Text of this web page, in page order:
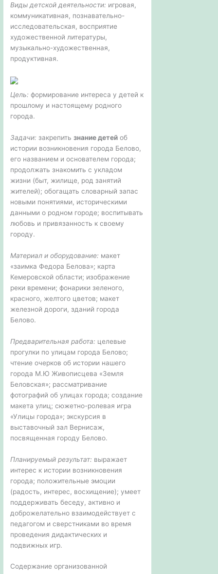
Виды детской деятельности: игровая,
коммуникативная, познавательно-
исследовательская, восприятие
художественной литературы,
музыкально-художественная,
продуктивная.
Цель:формирование интереса у детей к
прошлому и настоящему родного
города.
Задачи:закрепитьзнание детей об
истории возникновения города Белово,
его названием и основателем города;
продолжать знакомить с укладом
жизни (быт, жилище, род занятий
жителей); обогащать словарный запас
новыми понятиями, историческими
данными о родном городе; воспитывать
любовь и привязанность к своему
городу.
Материал и оборудование: макет
«заимка Федора Белова»; карта
Кемеровской области; изображение
реки времени; фонарики зеленого,
красного, желтого цветов; макет
железной дороги, зданий города
Белово.
Предварительная работа: целевые
прогулки по улицам города Белово;
чтение очерков об истории нашего
города М.Ю Живописцева «Земля
Беловская»; рассматривание
фотографий об улицах города; создание
макета улиц; сюжетно-ролевая игра
«Улицы города»; экскурсия в
выставочный зал Вернисаж,
посвященная городу Белово.
Планируемый результат: выражает
интерес к истории возникновения
города; положительные эмоции
(радость, интерес, восхищение); умеет
поддерживать беседу, активно и
доброжелательно взаимодействует с
педагогом и сверстниками во время
проведения дидактических и
подвижных игр.
Содержание организованной